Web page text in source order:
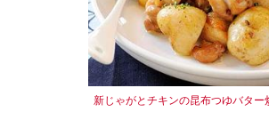
新じゃがとチキンの昆布つゆバター